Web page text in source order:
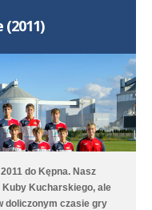
do Kępna. Nasz
Kuby Kucharskiego, ale
doliczonym czasie gry